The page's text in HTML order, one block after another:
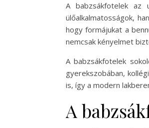
A babzsákfotelek az
ülőalkalmatosságok,
hogy formájukat a
nemcsak kényelmet
A babzsákfotelek
gyerekszobában,
is, így a modern
A